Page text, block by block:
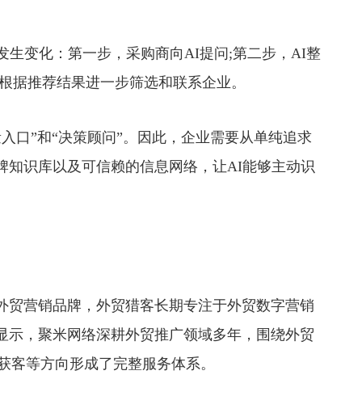
变化：第一步，采购商向AI提问;第二步，AI整
据推荐结果进一步筛选和联系企业。
”和“决策顾问”。因此，企业需要从单纯追求
识库以及可信赖的信息网络，让AI能够主动识
销品牌，外贸猎客长期专注于外贸数字营销
，聚米网络深耕外贸推广领域多年，围绕外贸
客等方向形成了完整服务体系。